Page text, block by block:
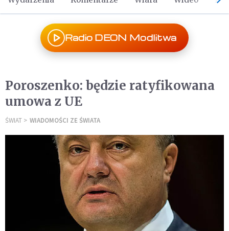
Radio DEON Modlitwa
Poroszenko: będzie ratyfikowana
umowa z UE
ŚWIAT WIADOMOŚCI ZE ŚWIATA